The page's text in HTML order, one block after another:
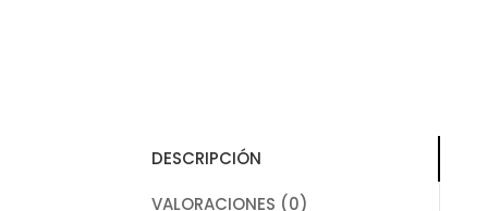
DESCRIPCIÓN
VALORACIONES (0)